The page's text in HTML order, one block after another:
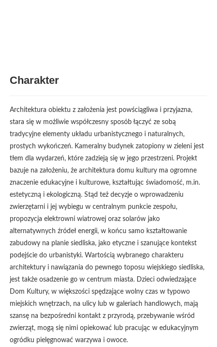
Charakter
Architektura obiektu z założenia jest powściągliwa i przyjazna,
stara się w możliwie współczesny sposób łączyć ze sobą
tradycyjne elementy układu urbanistycznego i naturalnych,
prostych wykończeń. Kameralny budynek zatopiony w zieleni jest
tłem dla wydarzeń, które zadzieją się w jego przestrzeni. Projekt
bazuje na założeniu, że architektura domu kultury ma ogromne
znaczenie edukacyjne i kulturowe, kształtując świadomość, m.in.
estetyczną i ekologiczną. Stąd też decyzje o wprowadzeniu
zwierzętarni i jej wybiegu w centralnym punkcie zespołu,
propozycja elektrowni wiatrowej oraz solarów jako
alternatywnych źródeł energii, w końcu samo kształtowanie
zabudowy na planie siedliska, jako etyczne i szanujące kontekst
podejście do urbanistyki. Wartością wybranego charakteru
architektury i nawiązania do pewnego toposu wiejskiego siedliska,
jest także osadzenie go w centrum miasta. Dzieci odwiedzające
Dom Kultury, w większości spędzające wolny czas w typowo
miejskich wnętrzach, na ulicy lub w galeriach handlowych, mają
szansę na bezpośredni kontakt z przyrodą, przebywanie wśród
zwierząt, mogą się nimi opiekować lub pracując w edukacyjnym
ogródku pielęgnować warzywa i owoce.